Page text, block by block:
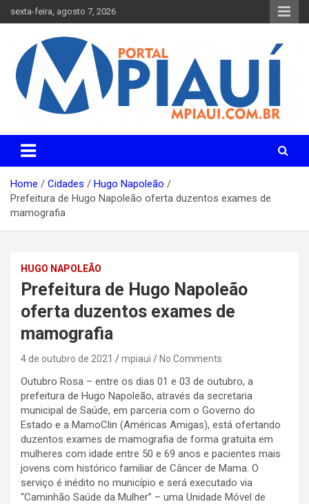
to
sexta-feira, agosto 7, 2026
Portal MPiauí
Parnaíba
Home Cidades
Hugo Napoleão
Prefeitura de Hugo Napoleão oferta duzentos exames de
mamografia
HUGO NAPOLEÃO
Prefeitura de Hugo Napoleão
oferta duzentos exames de
mamografia
4 de outubro de 2021 mpiaui No Comments
Outubro Rosa – entre os dias 01 e 03 de outubro, a
prefeitura de Hugo Napoleão, através da secretaria
municipal de Saúde, em parceria com o Governo do
Estado e a MamoClin (Américas Amigas), está ofertando
duzentos exames de mamografia de forma gratuita em
mulheres com idade entre 50 e 69 anos e pacientes mais
jovens com histórico familiar de Câncer de Mama. O
serviço é inédito no município e será executado via
“Caminhão Saúde da Mulher” – uma Unidade Móvel de